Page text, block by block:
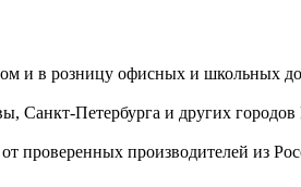
и в розницу офисных и школьных
Санкт-Петербурга и других
проверенных производителей из